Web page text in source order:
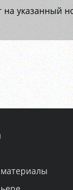
указанный